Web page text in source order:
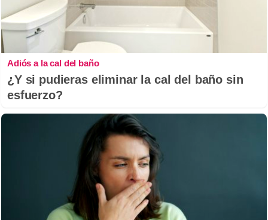
Adiós a la cal del baño
¿Y si pudieras eliminar la cal del baño sin
esfuerzo?